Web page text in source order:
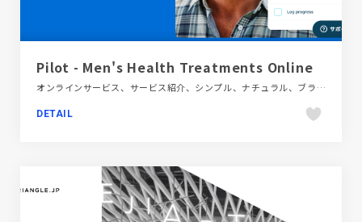
Pilot - Men's Health Treatments Online
オンラインサービス、サービス紹介、シンプル、ナチュラル、ブランド・サービスサイト、ブルー系、医療・ヘルスケア、大きめ写真、海外サイト
DETAIL